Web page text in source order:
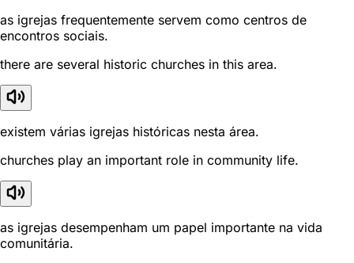
as igrejas frequentemente servem como centros de
encontros sociais.
there are several historic churches in this area.
existem várias igrejas históricas nesta área.
churches play an important role in community life.
as igrejas desempenham um papel importante na vida
comunitária.